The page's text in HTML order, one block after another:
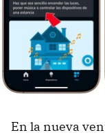
En la nueva